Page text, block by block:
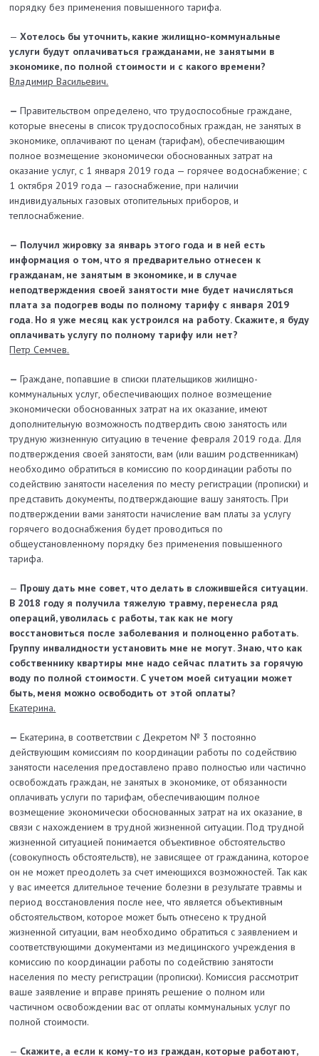
порядку без применения повышенного тарифа.
—Хотелось бы уточнить, какие жилищно-коммунальные
услуги будут оплачиваться гражданами, не занятыми в
экономике, по полной стоимости и с какого времени?
Владимир Васильевич.
—Правительством определено, что трудоспособные граждане,
которые внесены в список трудоспособных граждан, не занятых в
экономике, оплачивают по ценам (тарифам), обеспечивающим
полное возмещение экономически обоснованных затрат на
оказание услуг, с 1 января 2019 года — горячее водоснабжение; с
1 октября 2019 года — газоснабжение, при наличии
индивидуальных газовых отопительных приборов, и
теплоснабжение.
— Получил жировку за январь этого года и в ней есть
информация о том, что я предварительно отнесен к
гражданам, не занятым в экономике, и в случае
неподтверждения своей занятости мне будет начисляться
плата за подогрев воды по полному тарифу с января 2019
года. Но я уже месяц как устроился на работу. Скажите, я буду
оплачивать услугу по полному тарифу или нет?
Петр Семчев.
—Граждане, попавшие в списки плательщиков жилищно-
коммунальных услуг, обеспечивающих полное возмещение
экономически обоснованных затрат на их оказание, имеют
дополнительную возможность подтвердить свою занятость или
трудную жизненную ситуацию в течение февраля 2019 года. Для
подтверждения своей занятости, вам (или вашим родственникам)
необходимо обратиться в комиссию по координации работы по
содействию занятости населения по месту регистрации (прописки) и
представить документы, подтверждающие вашу занятость. При
подтверждении вами занятости начисление вам платы за услугу
горячего водоснабжения будет проводиться по
общеустановленному порядку без применения повышенного
тарифа.
— Прошу дать мне совет, что делать в сложившейся ситуации.
В 2018 году я получила тяжелую травму, перенесла ряд
операций, уволилась с работы, так как не могу
восстановиться после заболевания и полноценно работать.
Группу инвалидности установить мне не могут. Знаю, что как
собственнику квартиры мне надо сейчас платить за горячую
воду по полной стоимости. С учетом моей ситуации может
быть, меня можно освободить от этой оплаты?
Екатерина.
—Екатерина, в соответствии с Декретом № 3 постоянно
действующим комиссиям по координации работы по содействию
занятости населения предоставлено право полностью или частично
освобождать граждан, не занятых в экономике, от обязанности
оплачивать услуги по тарифам, обеспечивающим полное
возмещение экономически обоснованных затрат на их оказание, в
связи с нахождением в трудной жизненной ситуации. Под трудной
жизненной ситуацией понимается объективное обстоятельство
(совокупность обстоятельств), не зависящее от гражданина, которое
он не может преодолеть за счет имеющихся возможностей. Так как
у вас имеется длительное течение болезни в результате травмы и
период восстановления после нее, что является объективным
обстоятельством, которое может быть отнесено к трудной
жизненной ситуации, вам необходимо обратиться с заявлением и
соответствующими документами из медицинского учреждения в
комиссию по координации работы по содействию занятости
населения по месту регистрации (прописки). Комиссия рассмотрит
ваше заявление и вправе принять решение о полном или
частичном освобождении вас от оплаты коммунальных услуг по
полной стоимости.
— Скажите, а если к кому-то из граждан, которые работают,